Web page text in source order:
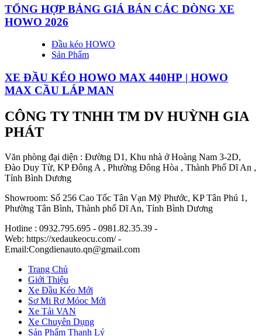
TỔNG HỢP BẢNG GIÁ BÁN CÁC DÒNG XE
HOWO 2026
Đầu kéo HOWO
Sản Phẩm
XE ĐẦU KÉO HOWO MAX 440HP | HOWO
MAX CẦU LÁP MAN
CÔNG TY TNHH TM DV HUỲNH GIA
PHÁT
Văn phòng đại diện : Đường D1, Khu nhà ở Hoàng Nam 3-2D,
Đào Duy Từ, KP Đông A , Phường Đông Hòa , Thành Phố Dĩ An ,
Tỉnh Bình Dương
Showroom: Số 256 Cao Tốc Tân Vạn Mỹ Phước, KP Tân Phú 1,
Phường Tân Bình, Thành phố Dĩ An, Tỉnh Bình Dương
Hotline : 0932.795.695 - 0981.82.35.39 -
Web: https://xedaukeocu.com/ -
Email:Congdienauto.qn@gmail.com
Trang Chủ
Giới Thiệu
Xe Đầu Kéo Mới
Sơ Mi Rơ Móoc Mới
Xe Tải VAN
Xe Chuyên Dụng
Sản Phẩm Thanh Lý